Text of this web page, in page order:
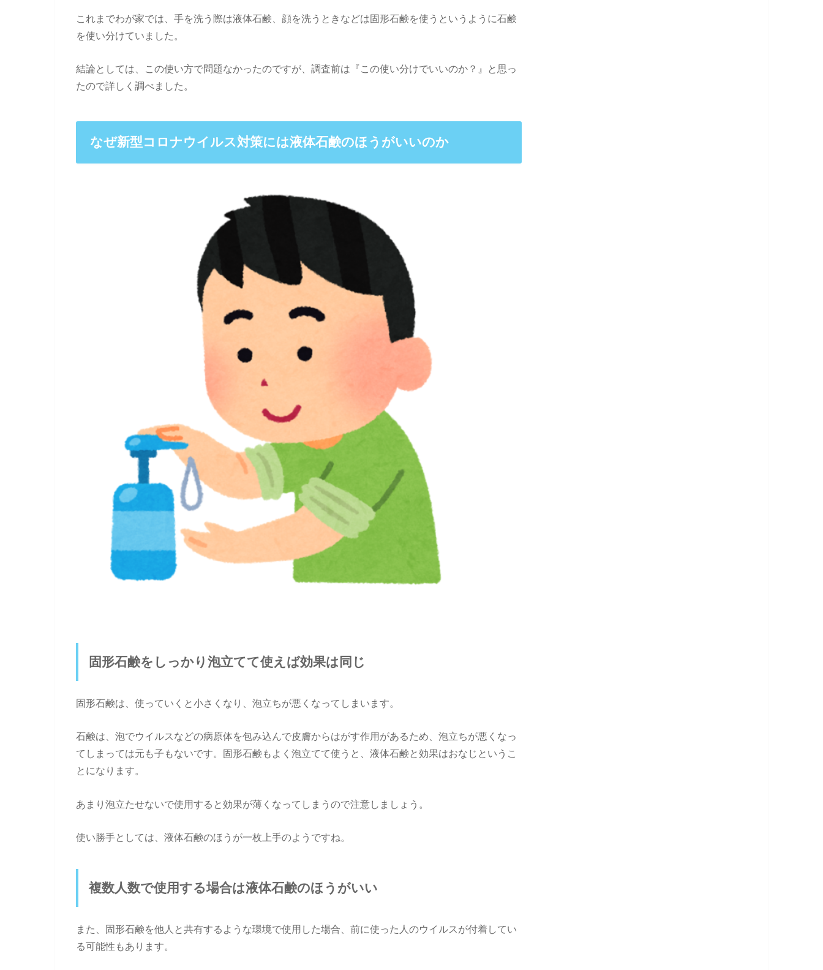
これまでわが家では、手を洗う際は液体石鹸、顔を洗うときなどは固形石鹸を使うというように石鹸
を使い分けていました。
結論としては、この使い方で問題なかったのですが、調査前は『この使い分けでいいのか？』と思っ
たので詳しく調べました。
なぜ新型コロナウイルス対策には液体石鹸のほうがいいのか
固形石鹸をしっかり泡立てて使えば効果は同じ
固形石鹸は、使っていくと小さくなり、泡立ちが悪くなってしまいます。
石鹸は、泡でウイルスなどの病原体を包み込んで皮膚からはがす作用があるため、泡立ちが悪くなっ
てしまっては元も子もないです。固形石鹸もよく泡立てて使うと、液体石鹸と効果はおなじというこ
とになります。
あまり泡立たせないで使用すると効果が薄くなってしまうので注意しましょう。
使い勝手としては、液体石鹸のほうが一枚上手のようですね。
複数人数で使用する場合は液体石鹸のほうがいい
また、固形石鹸を他人と共有するような環境で使用した場合、前に使った人のウイルスが付着してい
る可能性もあります。